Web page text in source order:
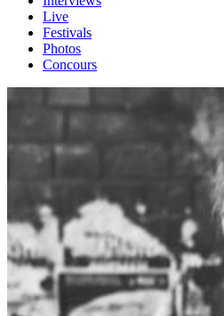
Live
Festivals
Photos
Concours